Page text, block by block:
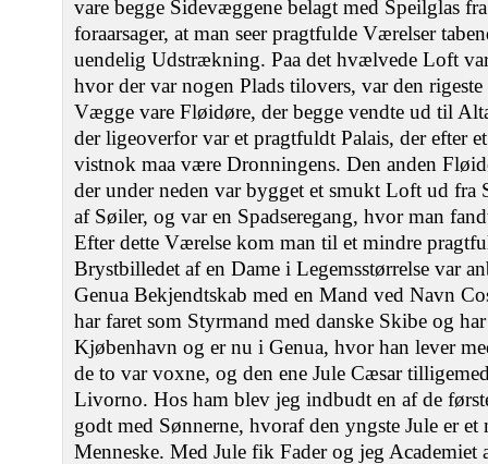
vare begge Sidevæggene belagt med Speilglas
foraarsager, at man seer pragtfulde Værelser
uendelig Udstrækning. Paa det hvælvede Loft
hvor der var nogen Plads tilovers, var den
Vægge vare Fløidøre, der begge vendte ud til
der ligeoverfor var et pragtfuldt Palais, der efter
vistnok maa være Dronningens. Den anden
der under neden var bygget et smukt Loft ud fra
af Søiler, og var en Spadseregang, hvor man
Efter dette Værelse kom man til et mindre
Brystbilledet af en Dame i Legemsstørrelse var
Genua Bekjendtskab med en Mand ved Navn
har faret som Styrmand med danske Skibe og
Kjøbenhavn og er nu i Genua, hvor han lever
de to var voxne, og den ene Jule Cæsar
Livorno. Hos ham blev jeg indbudt en af de
godt med Sønnerne, hvoraf den yngste Jule er
Menneske. Med Jule fik Fader og jeg Academiet